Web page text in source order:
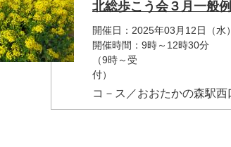
北総歩こう会３月一
開催日：2025年03月12日（水）
開催時間
（9時～受
コ－ス／おおたかの森駅